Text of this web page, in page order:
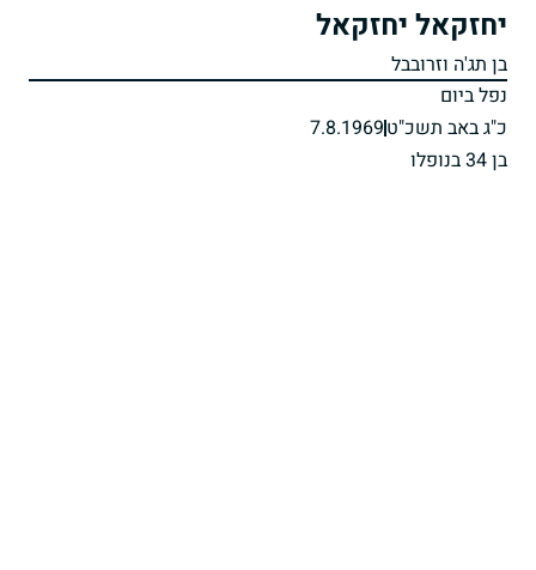
יחזקאל יחזקאל
בן תג'ה וזרובבל
נפל ביום
כ"ג באב תשכ"ט7.8.1969
בן 34 בנופלו